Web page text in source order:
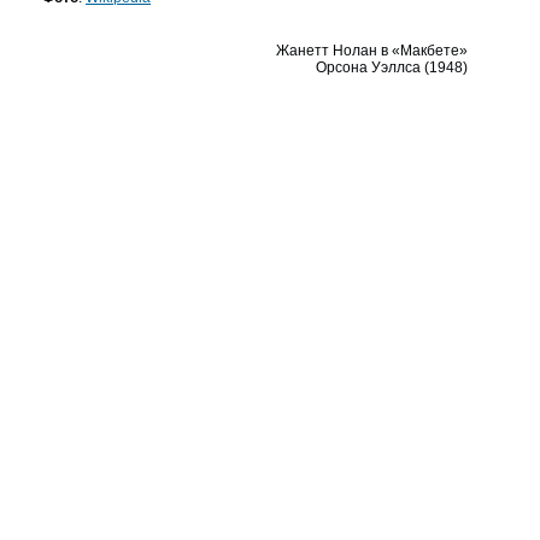
Жанетт Нолан в «Макбете»
Орсона Уэллса (1948)